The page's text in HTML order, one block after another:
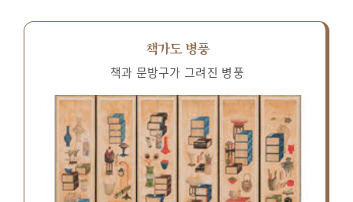
책가도 병풍
책과 문방구가 그려진 병풍